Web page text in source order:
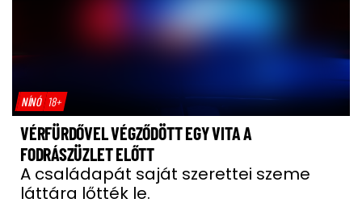
NÍNÓ 18+
VÉRFÜRDŐVEL VÉGZŐDÖTT EGY VITA A
FODRÁSZÜZLET ELŐTT
A családapát saját szerettei szeme
láttára lőtték le.